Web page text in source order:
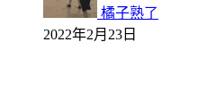
橘子熟了
2022年2月23日